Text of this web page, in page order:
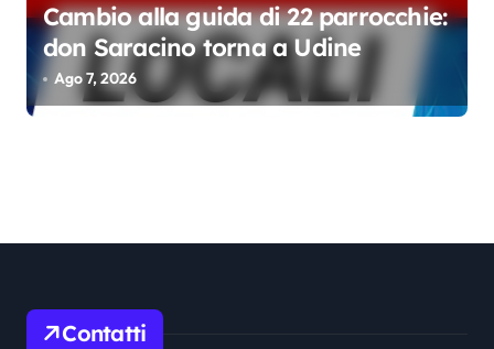
Cambio alla guida di 22 parrocchie:
don Saracino torna a Udine
Ago 7, 2026
Contatti